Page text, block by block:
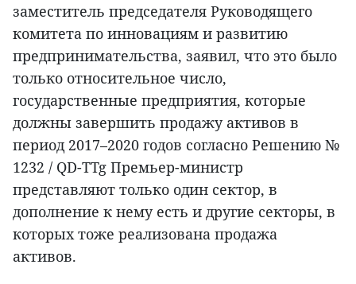
заместитель председателя Руководящего
комитета по инновациям и развитию
предпринимательства, заявил, что это было
только относительное число,
государственные предприятия, которые
должны завершить продажу активов в
период 2017–2020 годов согласно Решению №
1232 / QD-TTg Премьер-министр
представляют только один сектор, в
дополнение к нему есть и другие секторы, в
которых тоже реализована продажа
активов.